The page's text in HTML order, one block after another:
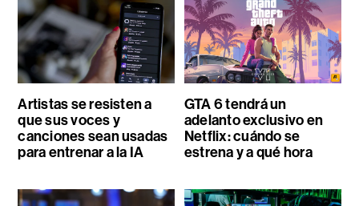
Artistas se resisten a
que sus voces y
canciones sean usadas
para entrenar a la IA
GTA 6 tendrá un
adelanto exclusivo en
Netflix: cuándo se
estrena y a qué hora